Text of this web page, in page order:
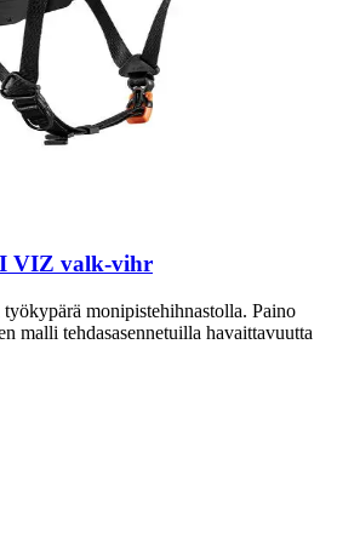
VIZ valk-vihr
monipistehihnastolla. Paino
malli tehdasasennetuilla havaittavuutta